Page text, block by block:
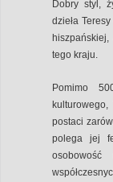
Dobry styl,
dzieła
tego kraju.
Pomimo
postaci
polega jej